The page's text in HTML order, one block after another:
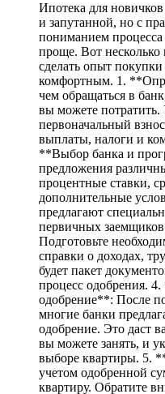
Ипотека для
и запутанной, но с
пониманием процесса
проще. Вот
сделать опыт
комфортным. 1.
чем обращаться в
вы можете потратить.
первоначальный
выплаты, налоги и
**Выбор банка и
предложения
процентные ставки,
дополнительные
предлагают
первичных
Подготовьте
справки о доходах,
будет пакет
процесс одобрения.
одобрение**: После
многие банки
одобрение. Это даст
вы можете занять, и
выборе квартиры. 5.
учетом одобренной
квартиру. Обратите